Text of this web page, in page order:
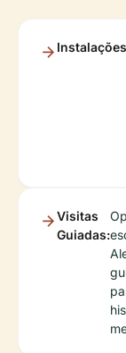
Visitas
Guiadas: